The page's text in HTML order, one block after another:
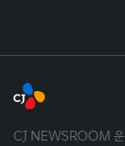
CJ NEWSROOM